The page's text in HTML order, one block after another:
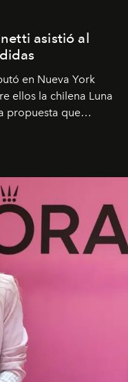
asistió al
en Nueva York
ellos la chilena Luna
propuesta que